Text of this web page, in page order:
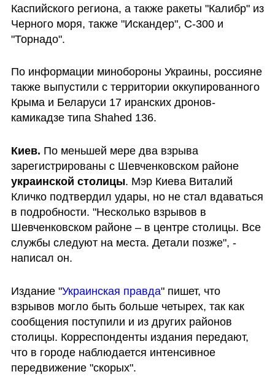
Каспийского региона, а также ракеты "Калибр" из
Черного моря, также "Искандер", С-300 и
"Торнадо".
По информации минобороны Украины, россияне
также выпустили с территории оккупированного
Крыма и Беларуси 17 иранских дронов-
камикадзе типа Shahed 136.
Киев. По меньшей мере два взрыва
зарегистрированы с Шевченковском районе
украинской столицы. Мэр Киева Виталий
Кличко подтвердил удары, но не стал вдаваться
в подробности. "Несколько взрывов в
Шевченковском районе – в центре столицы. Все
службы следуют на места. Детали позже", -
написал он.
Издание "Украинская правда" пишет, что
взрывов могло быть больше четырех, так как
сообщения поступили и из других районов
столицы. Корреспонденты издания передают,
что в городе наблюдается интенсивное
передвижение "скорых".